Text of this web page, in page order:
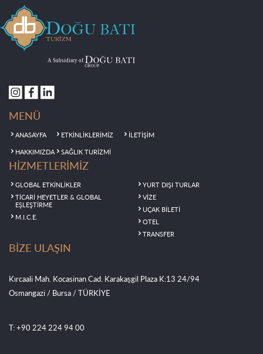
MENÜ
ANASAYFA
HAKKIMIZDA
ETKİNLİKLERİMİZ
SAĞLIK TURİZMİ
İLETİŞİM
HİZMETLERİMİZ
GLOBAL ETKİNLİKLER
TİCARİ HEYETLER & GLOBAL
EŞLEŞTİRME
M.I.C.E.
YURT DIŞI TURLAR
VİZE
UÇAK BİLETİ
OTEL
TRANSFER
BİZE ULAŞIN
Kırcaali Mah. Kocasinan Cad. Karakaşgil Plaza K:13 24/94
Osmangazi / Bursa / TÜRKİYE
T: +90 224 224 94 00